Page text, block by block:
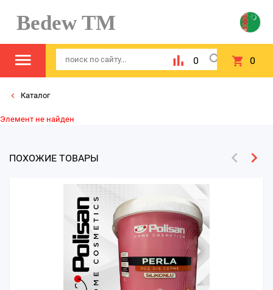
Bedew TM
0 0
Каталог
Элемент не найден
ПОХОЖИЕ ТОВАРЫ